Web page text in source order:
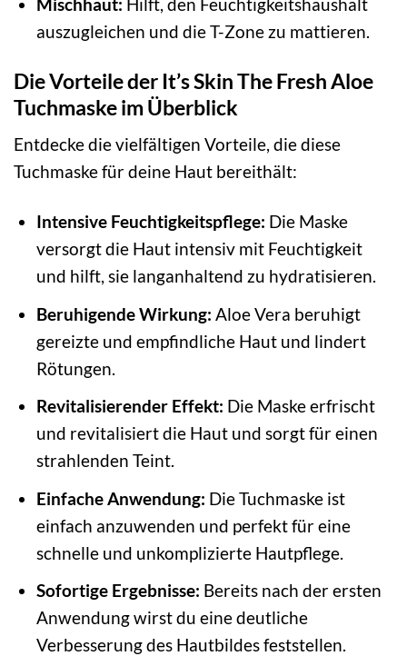
auszugleichen und die T-Zone zu mattieren.
Die Vorteile der It’s Skin The Fresh Aloe
Tuchmaske im Überblick
Entdecke die vielfältigen Vorteile, die diese
Tuchmaske für deine Haut bereithält:
Intensive Feuchtigkeitspflege: Die Maske
versorgt die Haut intensiv mit Feuchtigkeit
und hilft, sie langanhaltend zu hydratisieren.
Beruhigende Wirkung: Aloe Vera beruhigt
gereizte und empfindliche Haut und lindert
Rötungen.
Revitalisierender Effekt: Die Maske erfrischt
und revitalisiert die Haut und sorgt für einen
strahlenden Teint.
Einfache Anwendung: Die Tuchmaske ist
einfach anzuwenden und perfekt für eine
schnelle und unkomplizierte Hautpflege.
Sofortige Ergebnisse: Bereits nach der ersten
Anwendung wirst du eine deutliche
Verbesserung des Hautbildes feststellen.